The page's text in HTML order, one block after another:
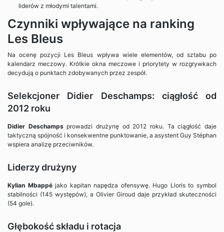
liderów z młodymi talentami.
Czynniki wpływające na ranking
Les Bleus
Na ocenę pozycji Les Bleus wpływa wiele elementów, od sztabu po
kalendarz meczowy. Krótkie okna meczowe i priorytety w rozgrywkach
decydują o punktach zdobywanych przez zespół.
Selekcjoner Didier Deschamps: ciągłość od
2012 roku
Didier Deschampsprowadzi drużynę od 2012 roku. Ta ciągłość daje
taktyczną spójność i konsekwentne punktowanie, a asystent Guy Stéphan
wspiera analizę przeciwników.
Liderzy drużyny
Kylian Mbappéjako kapitan napędza ofensywę. Hugo Lloris to symbol
stabilności (145 występów), a Olivier Giroud daje przykład skuteczności
(54 gole).
Głębokość składu i rotacja